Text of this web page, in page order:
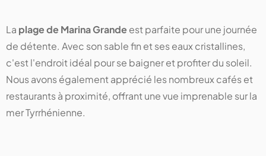
La plage de Marina Grandeest parfaite pour une journée
de détente. Avec son sable fin et ses eaux cristallines,
c'est l'endroit idéal pour se baigner et profiter du soleil.
Nous avons également apprécié les nombreux cafés et
restaurants à proximité, offrant une vue imprenable sur la
mer Tyrrhénienne.